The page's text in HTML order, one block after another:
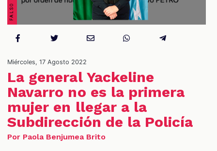
Miércoles, 17 Agosto 2022
La general Yackeline
Navarro no es la primera
mujer en llegar a la
Subdirección de la Policía
Por Paola Benjumea Brito